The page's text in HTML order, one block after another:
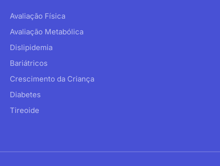
Avaliação Física
Avaliação Metabólica
Dislipidemia
Bariátricos
Crescimento da Criança
Diabetes
Tireoide